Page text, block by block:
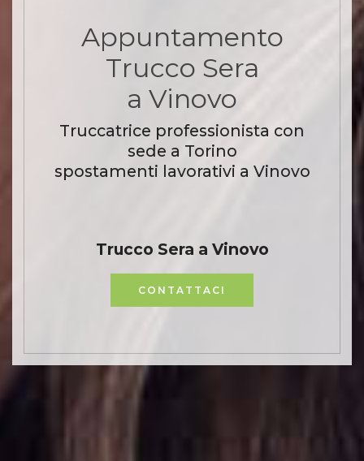
Appuntamento
Trucco Sera
a Vinovo
Truccatrice professionista con
sede a Torino
spostamenti lavorativi a Vinovo
Trucco Sera a Vinovo
CONTATTACI